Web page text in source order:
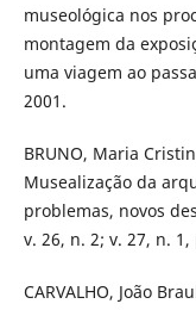
museológica nos
montagem da
uma viagem ao
2001.
BRUNO, Maria
Musealização da
problemas, novos
v. 26, n. 2; v. 27, n.
CARVALHO, João